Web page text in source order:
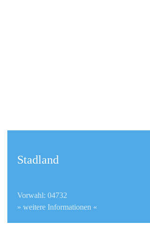
Stadland
Vorwahl: 04732
» weitere Informationen «